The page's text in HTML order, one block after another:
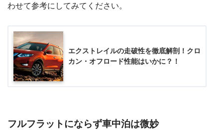
わせて参考にしてみてください。
エクストレイルの走破性を徹底解剖！クロ
カン・オフロード性能はいかに？！
フルフラットにならず車中泊は微妙